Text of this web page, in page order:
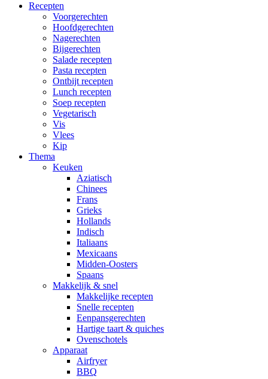
Recepten
Voorgerechten
Hoofdgerechten
Nagerechten
Bijgerechten
Salade recepten
Pasta recepten
Ontbijt recepten
Lunch recepten
Soep recepten
Vegetarisch
Vis
Vlees
Kip
Thema
Keuken
Aziatisch
Chinees
Frans
Grieks
Hollands
Indisch
Italiaans
Mexicaans
Midden-Oosters
Spaans
Makkelijk & snel
Makkelijke recepten
Snelle recepten
Eenpansgerechten
Hartige taart & quiches
Ovenschotels
Apparaat
Airfryer
BBQ